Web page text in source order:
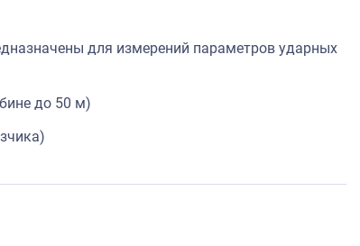
для измерений параметров ударных
до 50 м)